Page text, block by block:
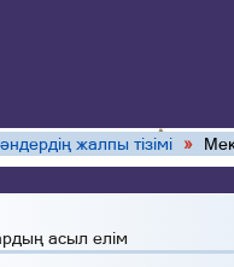
жалпы тізімі »
асыл елім